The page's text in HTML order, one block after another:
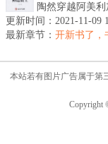
陶然穿越阿美
众国，借体重生
德烈·李·威尔顿
更新时间：2021-11-09
最新章节： 开新书了，
本站若有图片广告属于第
Copyright